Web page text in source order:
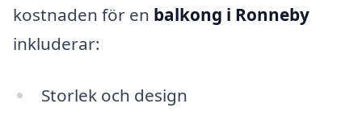
kostnaden för en balkong i Ronneby
inkluderar:
Storlek och design